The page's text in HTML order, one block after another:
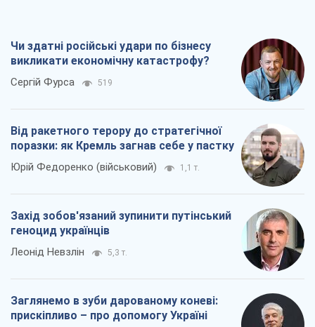
Чи здатні російські удари по бізнесу
викликати економічну катастрофу?
Сергій Фурса 519
Від ракетного терору до стратегічної
поразки: як Кремль загнав себе у пастку
Юрій Федоренко (військовий) 1,1 т.
Захід зобов'язаний зупинити путінський
геноцид українців
Леонід Невзлін 5,3 т.
Заглянемо в зуби дарованому коневі:
прискіпливо – про допомогу Україні